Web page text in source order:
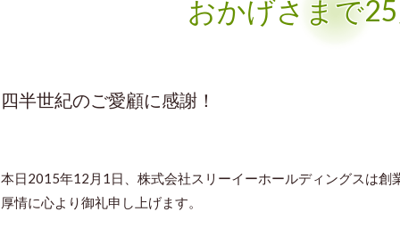
おかげさまで25
四半世紀のご愛顧に感謝！
本日2015年12月1日、株式会社スリーイーホールディングスは
厚情に心より御礼申し上げます。